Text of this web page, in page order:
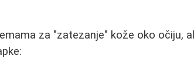
za "zatezanje" kože oko očiju,